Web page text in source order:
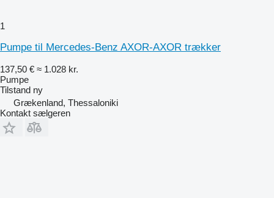
1
Pumpe til Mercedes-Benz AXOR-AXOR trækker
137,50 € ≈ 1.028 kr.
Pumpe
Tilstand ny
Grækenland, Thessaloniki
Kontakt sælgeren